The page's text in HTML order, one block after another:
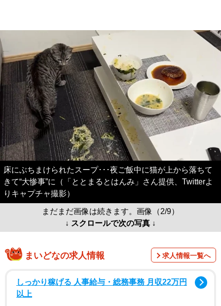
床にぶちまけられたスープ･･･夜ご飯中に猫が上から落ちて
きて“大惨事”に（「ととまるとはんみ」さん提供、Twitterよ
りキャプチャ撮影）
まだまだ画像は続きます。画像（2/9）
↓ スクロールで次の写真 ↓
まいどなの求人情報 求人情報一覧へ
しっかり稼げる 人事給与・総務事務 月収22万円
以上